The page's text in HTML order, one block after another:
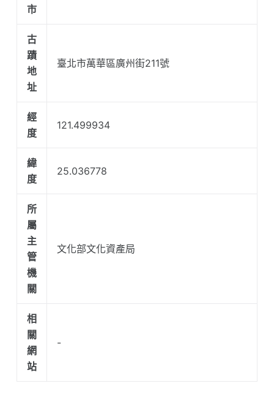
市
古
蹟
地
址
臺北市萬華區廣州街211號
經
度
121.499934
緯
度
25.036778
所
屬
主
管
機
關
文化部文化資產局
相
關
網
站
-